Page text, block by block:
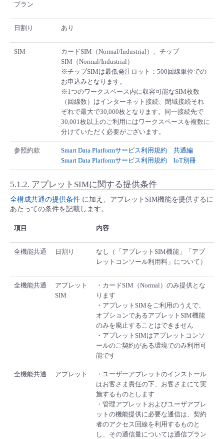
- Flexible InterConnect
- Flexible Remote Access
プラン
日割り あり
SIM
カードSIM（Normal/Industrial）、チップ
SIM（Normal/Industrial）
※チップSIMは最低発注ロット：500回線単位での
お申込みとなります。
※1つのワークスペース内に収容可能なSIM枚数
（回線数）はインターネット接続、閉域接続それ
ぞれで最大で30,000枚となります。同一接続先で
30,001枚以上のご利用にはワークスペースを複数に
分けていただく必要がございます。
参照約款
Smart Data Platformサービス利用規約 共通編
Smart Data Platformサービス利用規約 IoT別冊
5.1.2. アプレットSIMに関する提供条件
全構成共通の提供条件 に加え、アプレットSIM機能を提供するに
あたっての条件を記載します。
項目 内容
全機能共通 日割り
なし（「アプレットSIM機能」「アプ
レットコンソール利用料」について）
全機能共通
アプレット
SIM
・カードSIM（Normal）のみ提供とな
ります
・アプレットSIMをご利用のうえで、
オプションであるアプレットSIM機能
のみを廃止することはできません
・アプレットSIMはアプレットコンソ
ールのご契約がある環境でのみ利用可
能です
全機能共通 アプレット
・ユーザーアプレットのインストール
はお客さま責任の下、お客さまにて実
施するものとします
・管理アプレットおよびユーザアプレ
ットの機能提供に必要な通信は、契約
者のアクセス回線を利用するものと
し、その通信量については通信プラン